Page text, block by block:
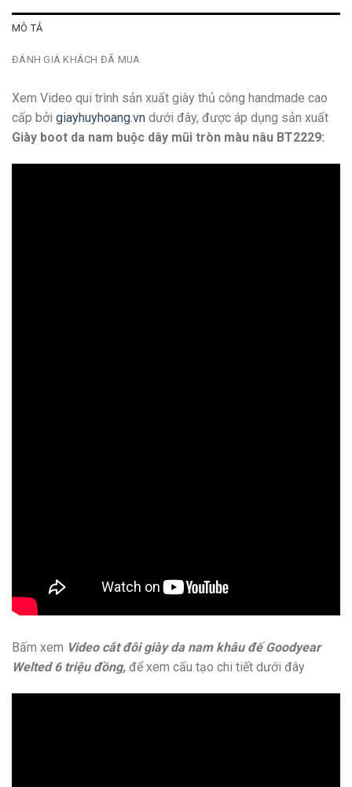
MÔ TẢ
ĐÁNH GIÁ KHÁCH ĐÃ MUA
Xem Video qui trình sản xuất giày thủ công handmade cao
cấp bởi giayhuyhoang.vn dưới đây, được áp dụng sản xuất
Giày boot da nam buộc dây mũi tròn màu nâu BT2229:
Bấm xem Video cắt đôi giày da nam khâu đế Goodyear
Welted 6 triệu đồng, để xem cấu tạo chi tiết dưới đây